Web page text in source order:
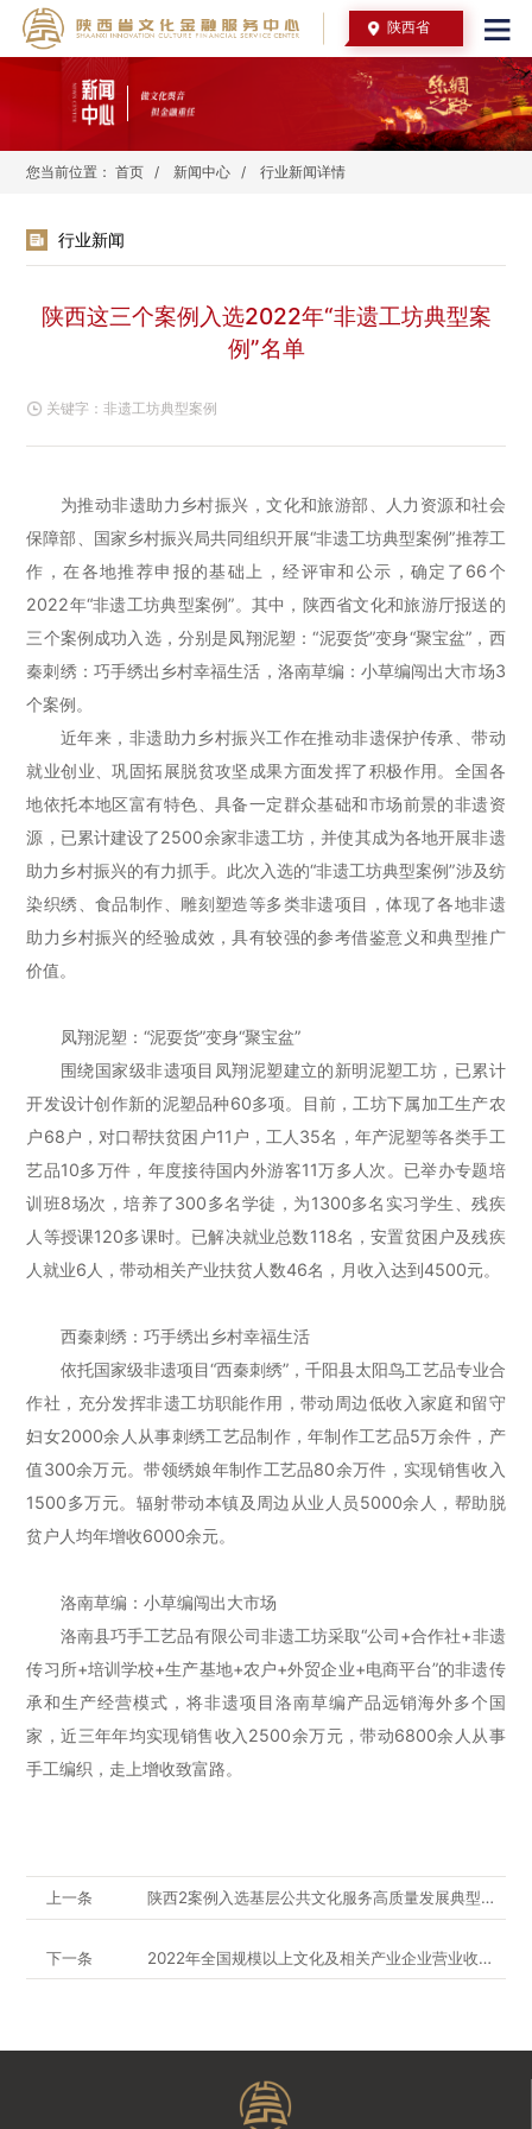
陕西省
您当前位置：首页 / 新闻中心 / 行业新闻详情
行业新闻
陕西这三个案例入选2022年“非遗工坊典型案
例”名单
关键字： 非遗工坊典型案例
为推动非遗助力乡村振兴，文化和旅游部、人力资源和社会
保障部、国家乡村振兴局共同组织开展“非遗工坊典型案例”推荐工
作，在各地推荐申报的基础上，经评审和公示，确定了66个
2022年“非遗工坊典型案例”。其中，陕西省文化和旅游厅报送的
三个案例成功入选，分别是凤翔泥塑：“泥耍货”变身“聚宝盆”，西
秦刺绣：巧手绣出乡村幸福生活，洛南草编：小草编闯出大市场3
个案例。
近年来，非遗助力乡村振兴工作在推动非遗保护传承、带动
就业创业、巩固拓展脱贫攻坚成果方面发挥了积极作用。全国各
地依托本地区富有特色、具备一定群众基础和市场前景的非遗资
源，已累计建设了2500余家非遗工坊，并使其成为各地开展非遗
助力乡村振兴的有力抓手。此次入选的“非遗工坊典型案例”涉及纺
染织绣、食品制作、雕刻塑造等多类非遗项目，体现了各地非遗
助力乡村振兴的经验成效，具有较强的参考借鉴意义和典型推广
价值。
凤翔泥塑：“泥耍货”变身“聚宝盆”
围绕国家级非遗项目凤翔泥塑建立的新明泥塑工坊，已累计
开发设计创作新的泥塑品种60多项。目前，工坊下属加工生产农
户68户，对口帮扶贫困户11户，工人35名，年产泥塑等各类手工
艺品10多万件，年度接待国内外游客11万多人次。已举办专题培
训班8场次，培养了300多名学徒，为1300多名实习学生、残疾
人等授课120多课时。已解决就业总数118名，安置贫困户及残疾
人就业6人，带动相关产业扶贫人数46名，月收入达到4500元。
西秦刺绣：巧手绣出乡村幸福生活
依托国家级非遗项目“西秦刺绣”，千阳县太阳鸟工艺品专业合
作社，充分发挥非遗工坊职能作用，带动周边低收入家庭和留守
妇女2000余人从事刺绣工艺品制作，年制作工艺品5万余件，产
值300余万元。带领绣娘年制作工艺品80余万件，实现销售收入
1500多万元。辐射带动本镇及周边从业人员5000余人，帮助脱
贫户人均年增收6000余元。
洛南草编：小草编闯出大市场
洛南县巧手工艺品有限公司非遗工坊采取“公司+合作社+非遗
传习所+培训学校+生产基地+农户+外贸企业+电商平台”的非遗传
承和生产经营模式，将非遗项目洛南草编产品远销海外多个国
家，近三年年均实现销售收入2500余万元，带动6800余人从事
手工编织，走上增收致富路。
上一条 陕西2案例入选基层公共文化服务高质量发展典型案例
下一条 2022年全国规模以上文化及相关产业企业营业收入增长0.9%